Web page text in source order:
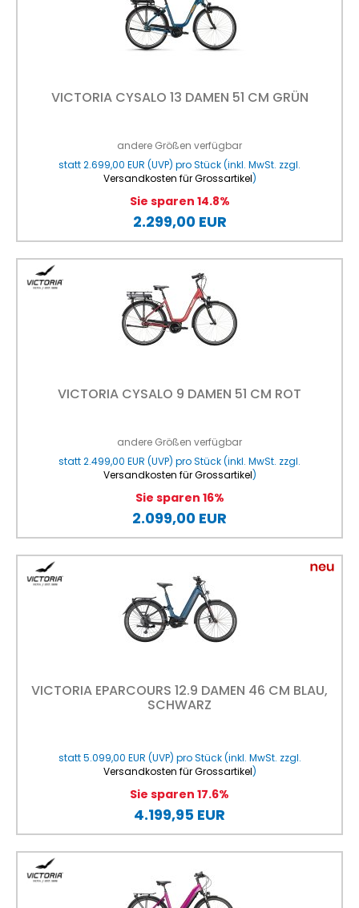
VICTORIA CYSALO 13 DAMEN 51 CM GRÜN
andere Größen verfügbar
statt2.699,00 EUR (UVP) pro Stück (inkl. MwSt. zzgl.
Versandkosten für Grossartikel)
Sie sparen 14.8%
2.299,00 EUR
VICTORIA CYSALO 9 DAMEN 51 CM ROT
andere Größen verfügbar
statt2.499,00 EUR (UVP) pro Stück (inkl. MwSt. zzgl.
Versandkosten für Grossartikel)
Sie sparen 16%
2.099,00 EUR
VICTORIA EPARCOURS 12.9 DAMEN 46 CM BLAU,
SCHWARZ
statt5.099,00 EUR (UVP) pro Stück (inkl. MwSt. zzgl.
Versandkosten für Grossartikel)
Sie sparen 17.6%
4.199,95 EUR